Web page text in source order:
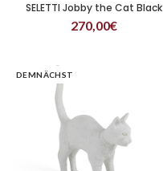
SELETTI Jobby the Cat Black
270,00€
DEMNÄCHST